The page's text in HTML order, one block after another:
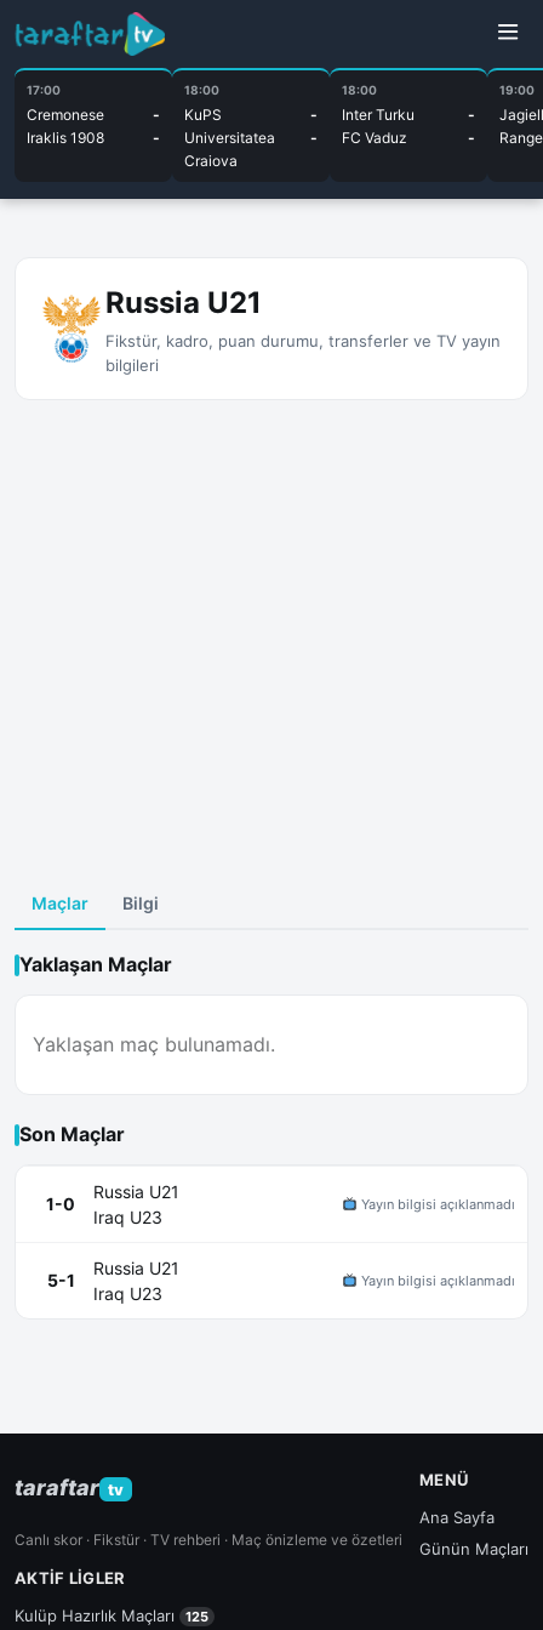
17:00
Cremonese
-
Iraklis 1908
-
18:00
KuPS
-
Universitatea
Craiova
-
18:00
Inter Turku
-
FC Vaduz
-
19:00
Russia U21
Fikstür, kadro, puan durumu, transferler ve TV yayın
bilgileri
Maçlar Bilgi
Yaklaşan Maçlar
Yaklaşan maç bulunamadı.
Son Maçlar
1-0
Russia U21
Iraq U23
Yayın bilgisi açıklanmadı
5-1
Russia U21
Iraq U23
Yayın bilgisi açıklanmadı
taraftar tv
Canlı skor · Fikstür · TV rehberi · Maç önizleme ve özetleri
MENÜ
Ana Sayfa
Günün Maçları
AKTIF LIGLER
Kulüp Hazırlık Maçları
125